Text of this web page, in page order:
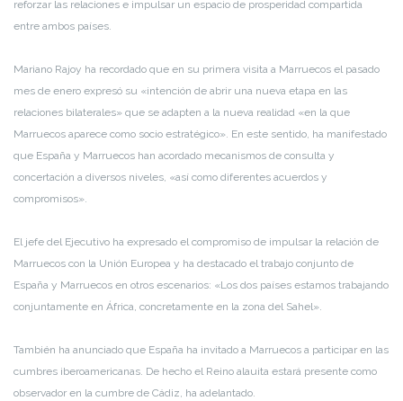
reforzar las relaciones e impulsar un espacio de prosperidad compartida
entre ambos países.
Mariano Rajoy ha recordado que en su primera visita a Marruecos el pasado
mes de enero expresó su «intención de abrir una nueva etapa en las
relaciones bilaterales» que se adapten a la nueva realidad «en la que
Marruecos aparece como socio estratégico». En este sentido, ha manifestado
que España y Marruecos han acordado mecanismos de consulta y
concertación a diversos niveles, «así como diferentes acuerdos y
compromisos».
El jefe del Ejecutivo ha expresado el compromiso de impulsar la relación de
Marruecos con la Unión Europea y ha destacado el trabajo conjunto de
España y Marruecos en otros escenarios: «Los dos países estamos trabajando
conjuntamente en África, concretamente en la zona del Sahel».
También ha anunciado que España ha invitado a Marruecos a participar en las
cumbres iberoamericanas. De hecho el Reino alauita estará presente como
observador en la cumbre de Cádiz, ha adelantado.